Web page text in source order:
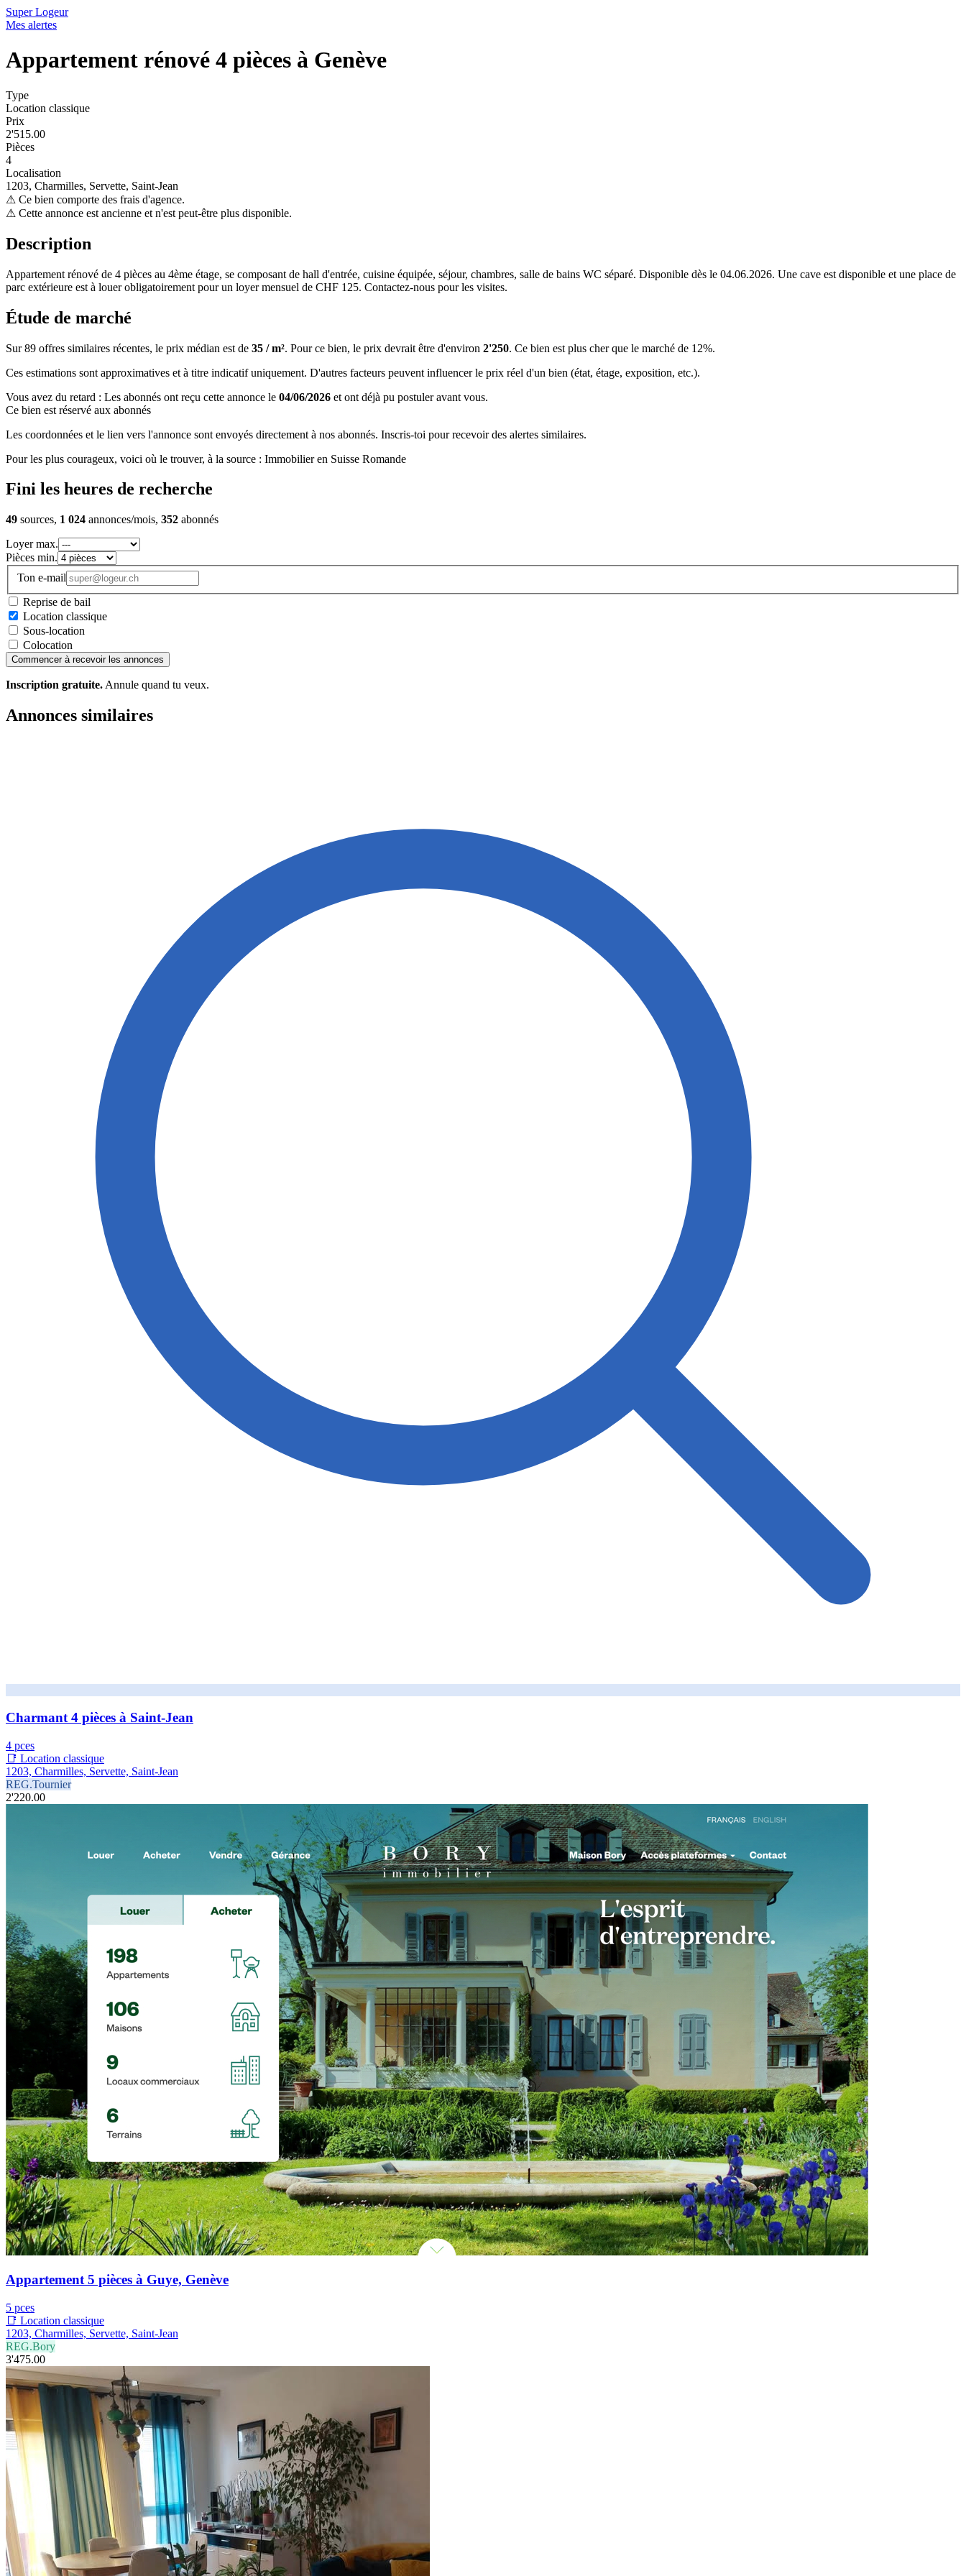
Super Logeur
Mes alertes
Appartement rénové 4 pièces à Genève
Type
Location classique
Prix
2'515.00
Pièces
4
Localisation
1203, Charmilles, Servette, Saint-Jean
⚠ Ce bien comporte des frais d'agence.
⚠ Cette annonce est ancienne et n'est peut-être plus disponible.
Description
Appartement rénové de 4 pièces au 4ème étage, se composant de hall d'entrée, cuisine équipée, séjour, chambres, salle de bains WC séparé. Disponible dès le 04.06.2026. Une cave est disponible et une place de
parc extérieure est à louer obligatoirement pour un loyer mensuel de CHF 125. Contactez-nous pour les visites.
Étude de marché
Sur 89 offres similaires récentes, le prix médian est de 35 / m². Pour ce bien, le prix devrait être d'environ 2'250. Ce bien est plus cher que le marché de 12%.
Ces estimations sont approximatives et à titre indicatif uniquement. D'autres facteurs peuvent influencer le prix réel d'un bien (état, étage, exposition, etc.).
Vous avez du retard : Les abonnés ont reçu cette annonce le 04/06/2026 et ont déjà pu postuler avant vous.
Ce bien est réservé aux abonnés
Les coordonnées et le lien vers l'annonce sont envoyés directement à nos abonnés. Inscris-toi pour recevoir des alertes similaires.
Pour les plus courageux, voici où le trouver, à la source : Immobilier en Suisse Romande
Fini les heures de recherche
49 sources, 1 024 annonces/mois, 352 abonnés
Loyer max.
Pièces min.
Ton e-mail
Reprise de bail
Location classique
Sous-location
Colocation
Commencer à recevoir les annonces
Inscription gratuite. Annule quand tu veux.
Annonces similaires
Charmant 4 pièces à Saint-Jean
4 pces
📑 Location classique
1203, Charmilles, Servette, Saint-Jean
REG.Tournier
2'220.00
Appartement 5 pièces à Guye, Genève
5 pces
📑 Location classique
1203, Charmilles, Servette, Saint-Jean
REG.Bory
3'475.00